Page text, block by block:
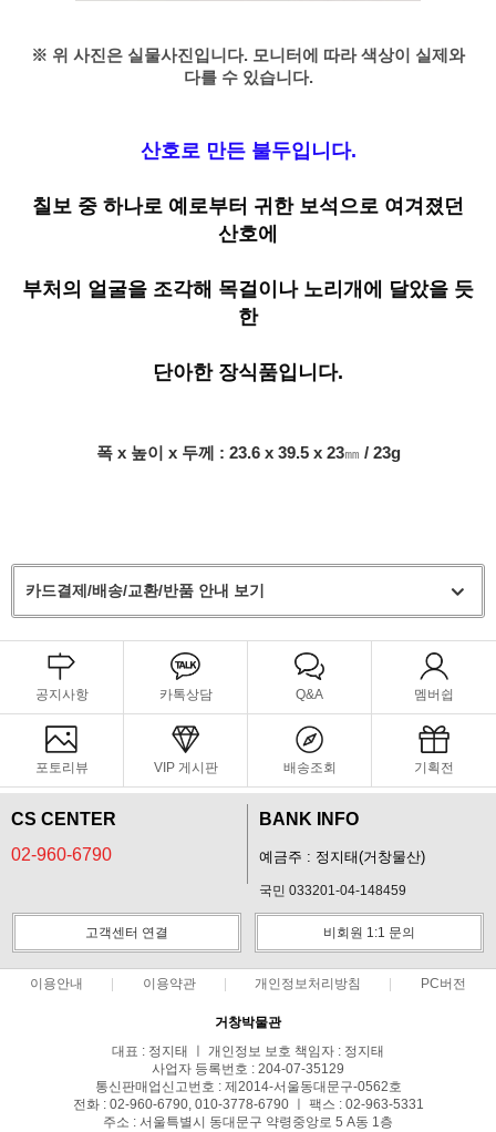
※ 위 사진은 실물사진입니다. 모니터에 따라 색상이 실제와
다를 수 있습니다.
산호로 만든 불두입니다.
칠보 중 하나로 예로부터 귀한 보석으로 여겨졌던
산호에
부처의 얼굴을 조각해 목걸이나 노리개에 달았을 듯
한
단아한 장식품입니다.
폭 x 높이 x 두께 : 23.6 x 39.5 x 23㎜ / 23g
카드결제/배송/교환/반품 안내 보기
공지사항 카톡상담 Q&A 멤버쉽
포토리뷰 VIP 게시판 배송조회 기획전
CS CENTER
02-960-6790
BANK INFO
예금주 : 정지태(거창물산)
국민 033201-04-148459
고객센터 연결 비회원 1:1 문의
이용안내 이용약관 개인정보처리방침 PC버전
거창박물관
대표 : 정지태 ㅣ 개인정보 보호 책임자 : 정지태
사업자 등록번호 : 204-07-35129
통신판매업신고번호 : 제2014-서울동대문구-0562호
전화 : 02-960-6790, 010-3778-6790 ㅣ 팩스 : 02-963-5331
주소 : 서울특별시 동대문구 약령중앙로 5 A동 1층